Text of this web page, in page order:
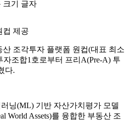
크기 글자
컵 제공
조각투자 플랫폼 원컵(대표 최소
조합1호로부터 프리A(Pre-A) 투
다.
닝(ML) 기반 자산가치평가 모델
World Assets)를 융합한 부동산 조